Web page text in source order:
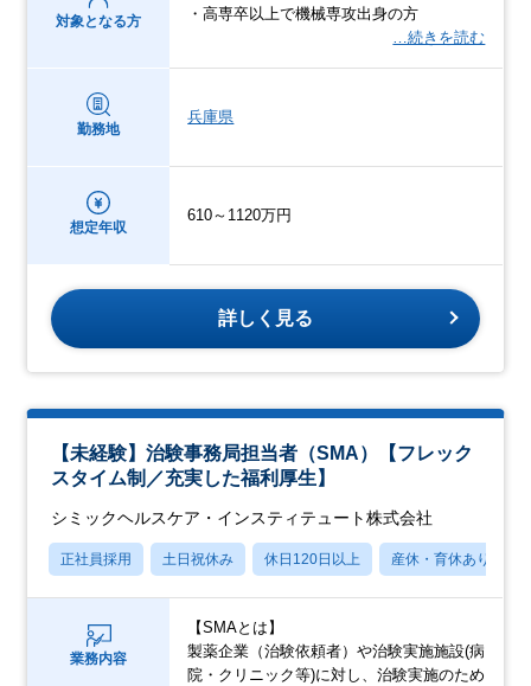
対象となる方
・高専卒以上で機械専攻出身の方
…続きを読む
勤務地
兵庫県
想定年収
610～1120万円
詳しく見る
【未経験】治験事務局担当者（SMA）【フレック
スタイム制／充実した福利厚生】
シミックヘルスケア・インスティテュート株式会社
正社員採用 土日祝休み 休日120日以上 産休・育休あり
業務内容
【SMAとは】
製薬企業（治験依頼者）や治験実施施設(病
院・クリニック等)に対し、治験実施のため